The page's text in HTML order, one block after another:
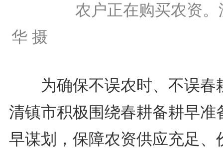
农户正在购买农资。
华 摄
为确保不误农时、不误春
清镇市积极围绕春耕备耕早准
早谋划，保障农资供应充足、